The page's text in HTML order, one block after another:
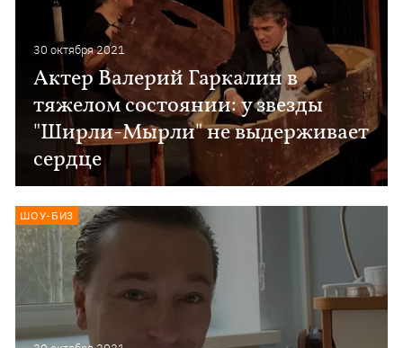
30 октября 2021
Актер Валерий Гаркалин в
тяжелом состоянии: у звезды
"Ширли-Мырли" не выдерживает
сердце
ШОУ-БИЗ